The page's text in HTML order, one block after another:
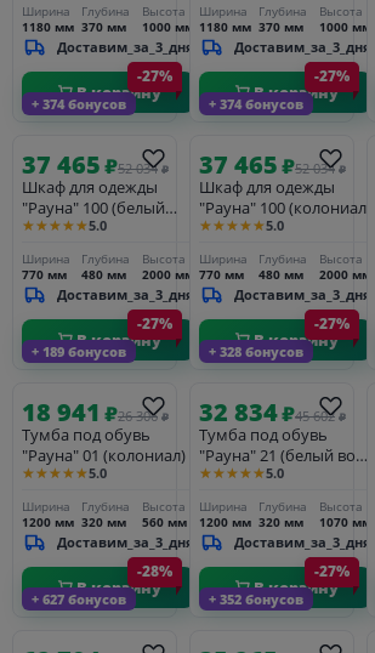
Ширина
1180 мм
Глубина
370 мм
Высота
1000 мм
Доставим_за_3_дня
В корзину
Ширина
1180 мм
Глубина
370 мм
Высота
1000 мм
Доставим_за_3_дня
В корзину
+ 374 бонусов
-27%
37 465₽52 034 ₽
Шкаф для одежды
"Рауна" 100 (белый
воск УКВ)
★★★★★5.0
Ширина
770 мм
Глубина
480 мм
Высота
2000 мм
Доставим_за_3_дня
В корзину
+ 374 бонусов
-27%
37 465₽52 034 ₽
Шкаф для одежды
"Рауна" 100 (колониал)
★★★★★5.0
Ширина
770 мм
Глубина
480 мм
Высота
2000 мм
Доставим_за_3_дня
В корзину
+ 189 бонусов
-27%
18 941 ₽26 306 ₽
Тумба под обувь
"Рауна" 01 (колониал)
★★★★★5.0
Ширина
1200 мм
Глубина
320 мм
Высота
560 мм
Доставим_за_3_дня
В корзину
+ 328 бонусов
-27%
32 834₽45 602 ₽
Тумба под обувь
"Рауна" 21 (белый воск
УКВ)
★★★★★5.0
Ширина
1200 мм
Глубина
320 мм
Высота
1070 мм
Доставим_за_3_дня
В корзину
+ 627 бонусов
-28%
+ 352 бонусов
-27%